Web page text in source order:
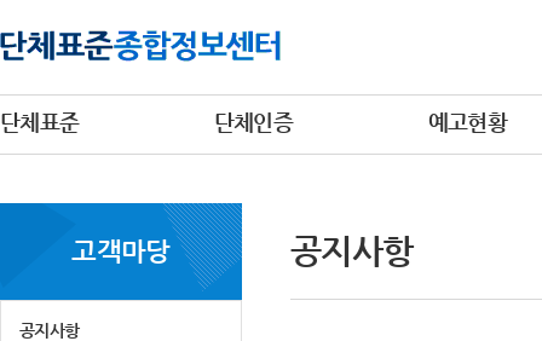
단체표준 단체인증 예고현황
고객마당
공지사항
공지사항